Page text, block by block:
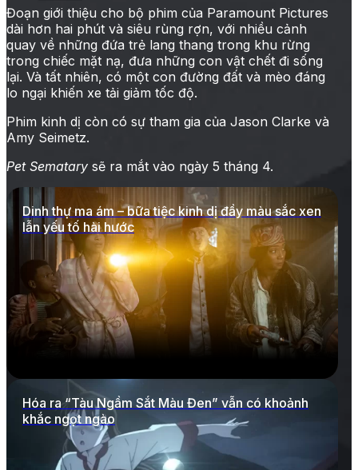
Đoạn giới thiệu cho bộ phim của Paramount Pictures
dài hơn hai phút và siêu rùng rợn, với nhiều cảnh
quay về những đứa trẻ lang thang trong khu rừng
trong chiếc mặt nạ, đưa những con vật chết đi sống
lại. Và tất nhiên, có một con đường đất và mèo đáng
lo ngại khiến xe tải giảm tốc độ.
Phim kinh dị còn có sự tham gia của Jason Clarke và
Amy Seimetz.
Pet Sematary sẽ ra mắt vào ngày 5 tháng 4.
Dinh thự ma ám – bữa tiệc kinh dị đầy màu sắc xen
lẫn yếu tố hài hước
Hóa ra “Tàu Ngầm Sắt Màu Đen” vẫn có khoảnh
khắc ngọt ngào